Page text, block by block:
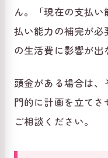
ん。「現在の支払
払い能力の補完が
の生活費に影響が出
頭金がある場合は
門的に計画を立て
ご相談ください。